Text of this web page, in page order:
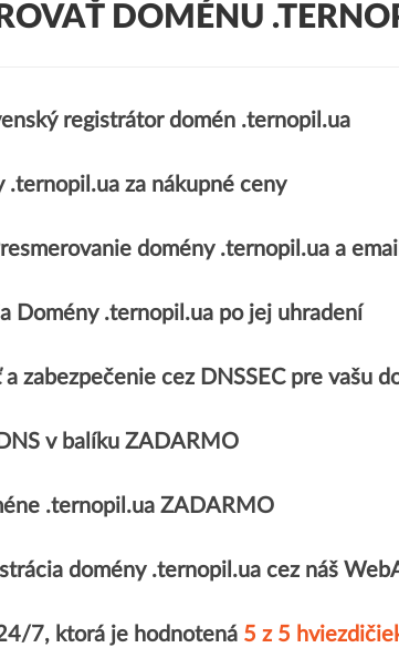
DOMÉNU
registrátor domén .ternopil.ua
.ternopil.ua za nákupné ceny
domény .ternopil.ua a
Domény .ternopil.ua po jej uhradení
zabezpečenie cez DNSSEC pre vašu
v balíku ZADARMO
.ternopil.ua ZADARMO
domény .ternopil.ua cez náš
7, ktorá je hodnotená 5 z 5